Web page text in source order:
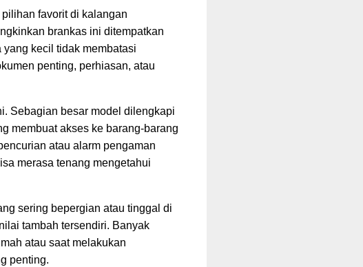
favorit di kalangan
brankas ini ditempatkan
kecil tidak membatasi
penting, perhiasan, atau
Sebagian besar model dilengkapi
membuat akses ke barang-barang
atau alarm pengaman
merasa tenang mengetahui
sering bepergian atau tinggal di
tambah tersendiri. Banyak
atau saat melakukan
penting.